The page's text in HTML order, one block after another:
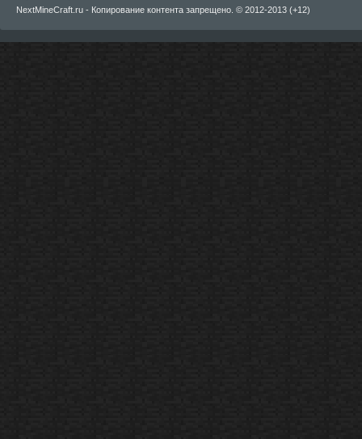
NextMineCraft.ru - Копирование контента запрещено. © 2012-2013 (+12)